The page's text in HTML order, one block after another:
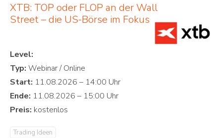
XTB: TOP oder FLOP an der Wall
Street – die US-Börse im Fokus
Level:
Typ:
Start:
Ende:
Preis:
Trading Ideen